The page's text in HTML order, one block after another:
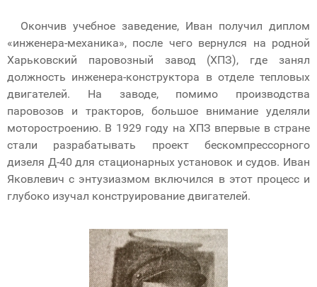
Окончив учебное заведение, Иван получил диплом
«инженера-механика», после чего вернулся на родной
Харьковский паровозный завод (ХПЗ), где занял
должность инженера-конструктора в отделе тепловых
двигателей. На заводе, помимо производства
паровозов и тракторов, большое внимание уделяли
моторостроению. В 1929 году на ХПЗ впервые в стране
стали разрабатывать проект бескомпрессорного
дизеля Д-40 для стационарных установок и судов. Иван
Яковлевич с энтузиазмом включился в этот процесс и
глубоко изучал конструирование двигателей.